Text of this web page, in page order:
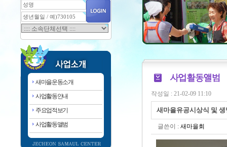
새마을운동소개
사업활동안내
주요업적보기
사업활동앨범
작성일 : 21-02-09 11:10
새마을유공시상식 및
글쓴이 :새마을회